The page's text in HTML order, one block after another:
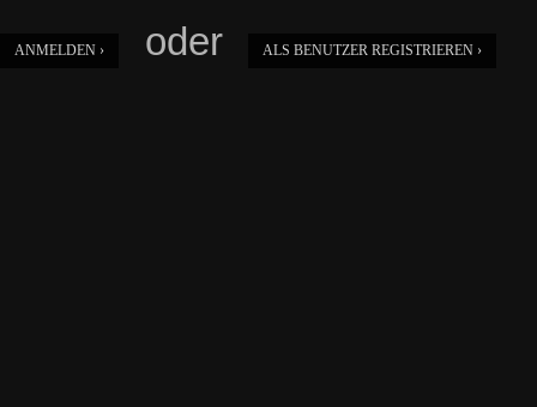
ANMELDEN › oder ALS BENUTZER REGISTRIEREN ›